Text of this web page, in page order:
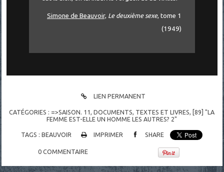
Simone de Beauvoir, Le deuxième sexe, tome 1
(1949)
LIEN PERMANENT
CATÉGORIES : =>SAISON. 11,DOCUMENTS, TEXTES ET LIVRES, [89] "LA
FEMME EST-ELLE UN HOMME LES AUTRES? 2"
TAGS :BEAUVOIR IMPRIMER SHARE
0 COMMENTAIRE